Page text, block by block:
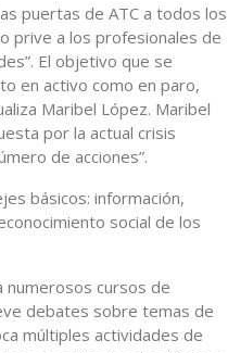
puertas de ATC a todos los
prive a los profesionales de
El objetivo que se
en activo como en paro,
Maribel López. Maribel
por la actual crisis
de acciones”.
básicos: información,
social de los
numerosos cursos de
debates sobre temas de
múltiples actividades de